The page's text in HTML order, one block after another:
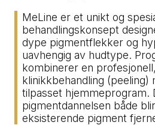
MeLine er et unikt og
behandlingskonsept
dype pigmentflekker og
uavhengig av hudtype.
kombinerer en
klinikkbehandling (peeling)
tilpasset hjemmeprogram.
pigmentdannelsen både
eksisterende pigment